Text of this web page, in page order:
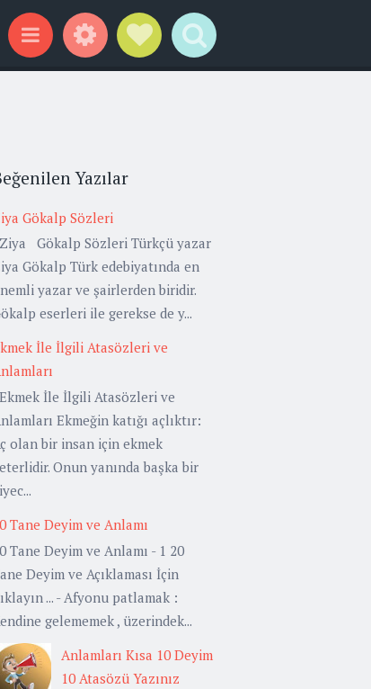
Menu WidgetsSocial Links
Search
Yazılar
Gökalp Sözleri
Ziya Gökalp Sözleri Türkçü yazar
Gökalp Türk edebiyatında en
yazar ve şairlerden biridir.
eserleri ile gerekse de y...
İle İlgili Atasözleri ve
Ekmek İle İlgili Atasözleri ve
Ekmeğin katığı açlıktır:
olan bir insan için ekmek
Onun yanında başka bir
Tane Deyim ve Anlamı
Tane Deyim ve Anlamı - 1 20
Deyim ve Açıklaması İçin
... - Afyonu patlamak :
gelememek , üzerindek...
Anlamları Kısa 10 Deyim
10 Atasözü Yazınız